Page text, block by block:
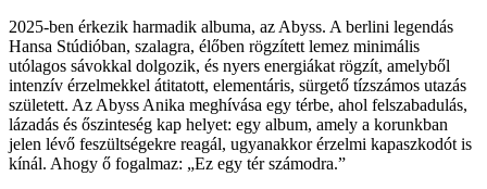
2025-ben érkezik harmadik albuma, az Abyss. A berlini legendás
Hansa Stúdióban, szalagra, élőben rögzített lemez minimális
utólagos sávokkal dolgozik, és nyers energiákat rögzít, amelyből
intenzív érzelmekkel átitatott, elementáris, sürgető tízszámos utazás
született. Az Abyss Anika meghívása egy térbe, ahol felszabadulás,
lázadás és őszinteség kap helyet: egy album, amely a korunkban
jelen lévő feszültségekre reagál, ugyanakkor érzelmi kapaszkodót is
kínál. Ahogy ő fogalmaz: „Ez egy tér számodra.”